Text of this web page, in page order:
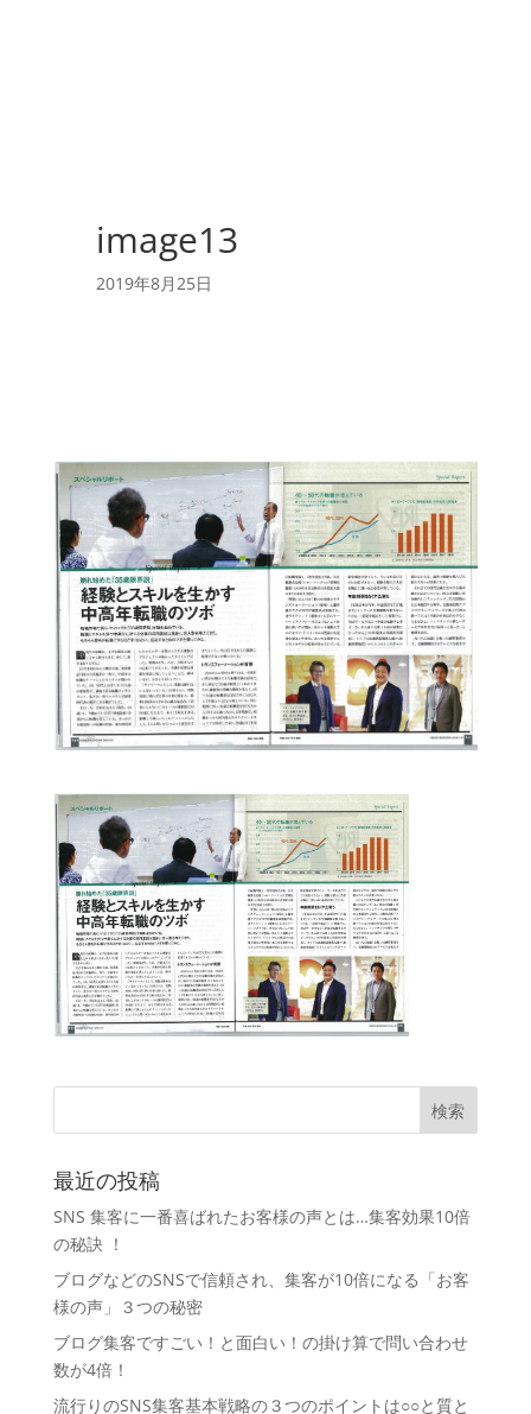
image13
2019年8月25日
最近の投稿
SNS 集客に一番喜ばれたお客様の声とは…集客効果10倍
の秘訣 ！
ブログなどのSNSで信頼され、集客が10倍になる「お客
様の声」３つの秘密
ブログ集客ですごい！と面白い！の掛け算で問い合わせ
数が4倍！
流行りのSNS集客基本戦略の３つのポイントは○○と質と